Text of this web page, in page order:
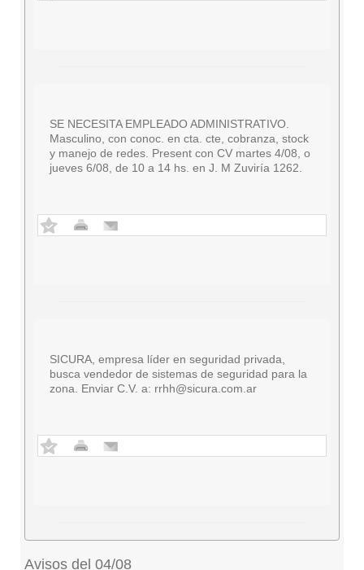
SE NECESITA EMPLEADO ADMINISTRATIVO.
Masculino, con conoc. en cta. cte, cobranza, stock
y manejo de redes. Present con CV martes 4/08, o
jueves 6/08, de 10 a 14 hs. en J. M Zuviría 1262.
SICURA, empresa líder en seguridad privada,
busca vendedor de sistemas de seguridad para la
zona. Enviar C.V. a: rrhh@sicura.com.ar
Avisos del 04/08